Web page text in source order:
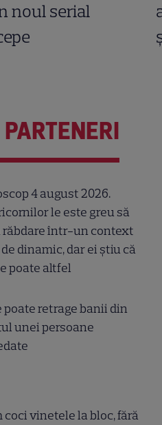
noul serial
4 august 2026.
le este greu să
răbdare într-un context
dinamic, dar ei știu că
poate altfel
poate retrage banii din
unei persoane
coci vinetele la bloc, fără